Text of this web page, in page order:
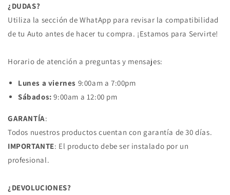
16/20
DEL
FRONTIER
4X2
INFINITI
DEL
FRONTIER
4X2
INFINITI
¿DUDAS?
Utiliza la sección de WhatApp para revisar la compatibilidad
de tu Auto antes de hacer tu compra. ¡Estamos para Servirte!
Horario de atención a preguntas y mensajes:
Lunes a viernes 9:00am a 7:00pm
Sábados: 9:00am a 12:00 pm
GARANTÍA:
Todos nuestros productos cuentan con garantía de 30 días.
IMPORTANTE: El producto debe ser instalado por un
profesional.
¿DEVOLUCIONES?